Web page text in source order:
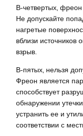
В-четвертых‚
Не допускайте
нагретые
вблизи источников
взрыв.
В-пятых‚ нельзя
Фреон является
способствует
обнаружении
устранить ее и
соответствии с